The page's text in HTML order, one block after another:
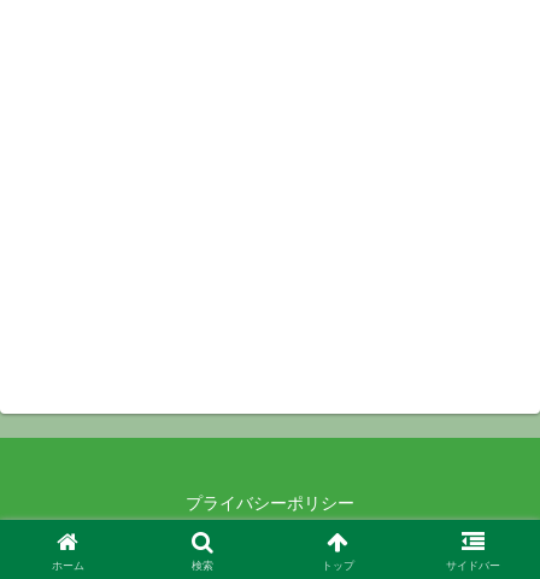
プライバシーポリシー
ホーム 検索 トップ サイドバー